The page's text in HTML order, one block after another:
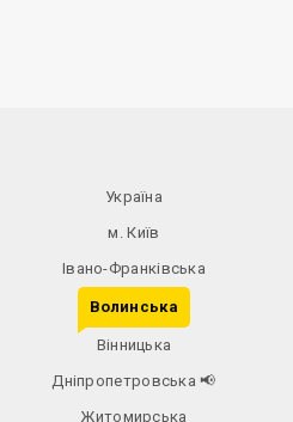
Україна
м. Київ
Івано-Франківська
Волинська
Вінницька
Дніпропетровська📢
Житомирська